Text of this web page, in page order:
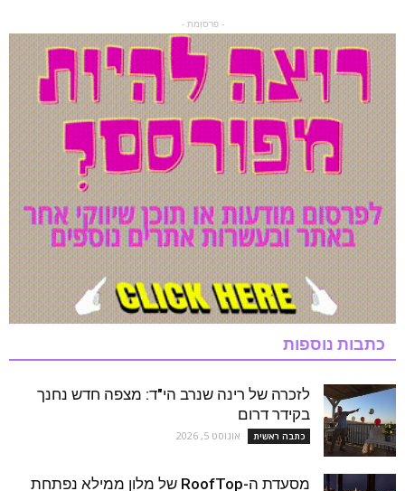
- פרסומת -
כתבות נוספות
לזכרה של רינה שנרב הי"ד: מצפה חדש נחנך
בקידר דרום
כתבה ראשית אוגוסט 5, 2026
מסעדת ה-RoofTop של מלון ממילא נפתחת